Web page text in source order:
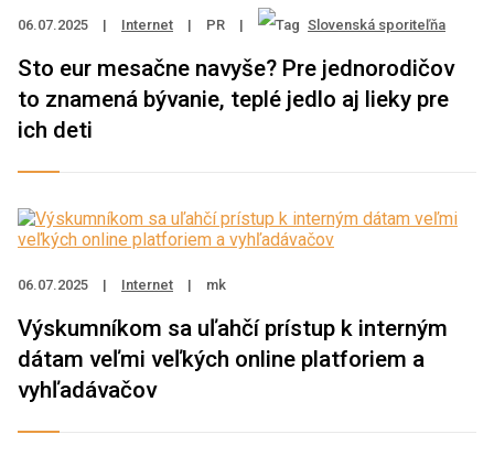
06.07.2025 | Internet | PR | Slovenská sporiteľňa
Sto eur mesačne navyše? Pre jednorodičov
to znamená bývanie, teplé jedlo aj lieky pre
ich deti
06.07.2025 | Internet | mk
Výskumníkom sa uľahčí prístup k interným
dátam veľmi veľkých online platforiem a
vyhľadávačov